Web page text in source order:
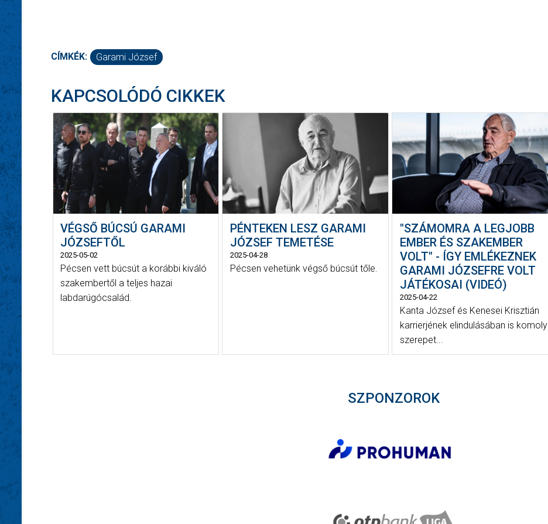
CÍMKÉK: Garami József
KAPCSOLÓDÓ CIKKEK
VÉGSŐ BÚCSÚ GARAMI
JÓZSEFTŐL
2025-05-02
Pécsen vett búcsút a korábbi kiváló
szakembertől a teljes hazai
labdarúgócsalád.
PÉNTEKEN LESZ GARAMI
JÓZSEF TEMETÉSE
2025-04-28
Pécsen vehetünk végső búcsút tőle.
"SZÁMOMRA A LEGJOBB
EMBER ÉS SZAKEMBER
VOLT" - ÍGY EMLÉKEZNEK
GARAMI JÓZSEFRE VOLT
JÁTÉKOSAI (VIDEÓ)
2025-04-22
Kanta József és Kenesei Krisztián
karrierjének elindulásában is komoly
szerepet...
SZPONZOROK